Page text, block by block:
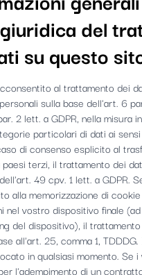
del
su questo
al trattamento dei
sulla base dell'art. 6
2 lett. a GDPR, nella misura
particolari di dati ai
di consenso esplicito al
terzi, il trattamento dei
49 cpv. 1 lett. a GDPR.
alla memorizzazione di
nel vostro dispositivo finale
del dispositivo), il
all'art. 25, comma 1,
in qualsiasi momento. Se
l'adempimento di un